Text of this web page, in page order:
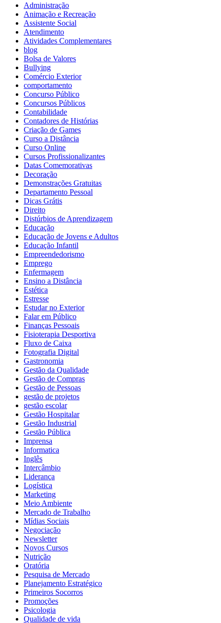
Administração
Animação e Recreação
Assistente Social
Atendimento
Atividades Complementares
blog
Bolsa de Valores
Bullying
Comércio Exterior
comportamento
Concurso Público
Concursos Públicos
Contabilidade
Contadores de Histórias
Criação de Games
Curso a Distância
Curso Online
Cursos Profissionalizantes
Datas Comemorativas
Decoração
Demonstrações Gratuitas
Departamento Pessoal
Dicas Grátis
Direito
Distúrbios de Aprendizagem
Educação
Educação de Jovens e Adultos
Educação Infantil
Empreendedorismo
Emprego
Enfermagem
Ensino a Distância
Estética
Estresse
Estudar no Exterior
Falar em Público
Finanças Pessoais
Fisioterapia Desportiva
Fluxo de Caixa
Fotografia Digital
Gastronomia
Gestão da Qualidade
Gestão de Compras
Gestão de Pessoas
gestão de projetos
gestão escolar
Gestão Hospitalar
Gestão Industrial
Gestão Pública
Imprensa
Informatica
Inglês
Intercâmbio
Liderança
Logística
Marketing
Meio Ambiente
Mercado de Trabalho
Mídias Sociais
Negociação
Newsletter
Novos Cursos
Nutrição
Oratória
Pesquisa de Mercado
Planejamento Estratégico
Primeiros Socorros
Promoções
Psicologia
Qualidade de vida